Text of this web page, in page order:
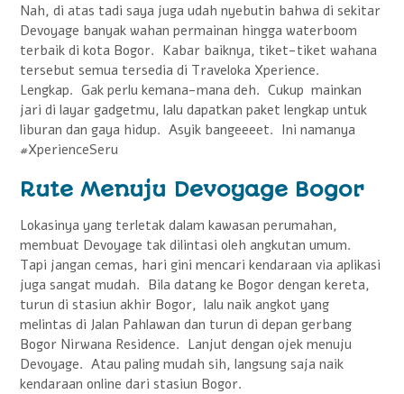
Nah, di atas tadi saya juga udah nyebutin bahwa di sekitar
Devoyage banyak wahan permainan hingga waterboom
terbaik di kota Bogor. Kabar baiknya, tiket-tiket wahana
tersebut semua tersedia di Traveloka Xperience.
Lengkap. Gak perlu kemana-mana deh. Cukup mainkan
jari di layar gadgetmu, lalu dapatkan paket lengkap untuk
liburan dan gaya hidup. Asyik bangeeeet. Ini namanya
#XperienceSeru
Rute Menuju Devoyage Bogor
Lokasinya yang terletak dalam kawasan perumahan,
membuat Devoyage tak dilintasi oleh angkutan umum.
Tapi jangan cemas, hari gini mencari kendaraan via aplikasi
juga sangat mudah. Bila datang ke Bogor dengan kereta,
turun di stasiun akhir Bogor, lalu naik angkot yang
melintas di Jalan Pahlawan dan turun di depan gerbang
Bogor Nirwana Residence. Lanjut dengan ojek menuju
Devoyage. Atau paling mudah sih, langsung saja naik
kendaraan online dari stasiun Bogor.